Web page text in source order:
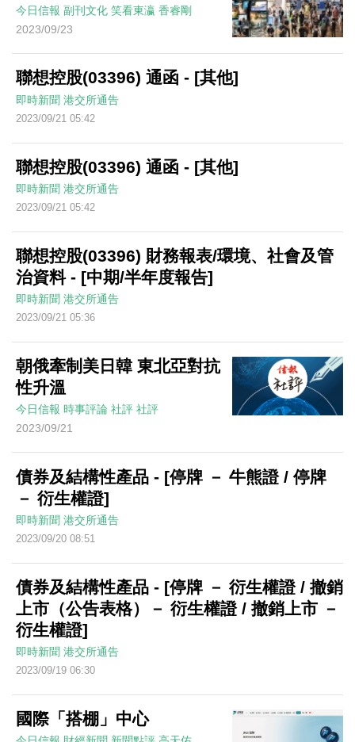
今日信報 副刊文化 笑看東瀛 香睿剛
2023/09/23
聯想控股(03396) 通函 - [其他]
即時新聞 港交所通告
2023/09/21 05:42
聯想控股(03396) 通函 - [其他]
即時新聞 港交所通告
2023/09/21 05:42
聯想控股(03396) 財務報表/環境、社會及管
治資料 - [中期/半年度報告]
即時新聞 港交所通告
2023/09/21 05:36
朝俄牽制美日韓 東北亞對抗
性升溫
今日信報 時事評論 社評 社評
2023/09/21
債券及結構性產品 - [停牌 － 牛熊證 / 停牌
－ 衍生權證]
即時新聞 港交所通告
2023/09/20 08:51
債券及結構性產品 - [停牌 － 衍生權證 / 撤銷
上市（公告表格）－ 衍生權證 / 撤銷上市 －
衍生權證]
即時新聞 港交所通告
2023/09/19 06:30
國際「搭棚」中心